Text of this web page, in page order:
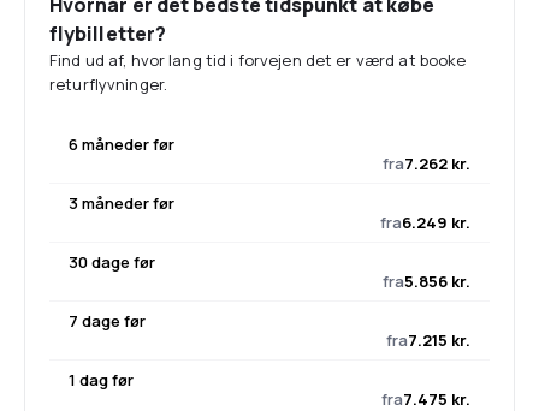
flybilletter?
Find ud af, hvor lang tid i forvejen det er værd at booke
returflyvninger.
6 måneder før
fra7.262 kr.
3 måneder før
fra6.249 kr.
30 dage før
fra5.856 kr.
7 dage før
fra7.215 kr.
1 dag før
fra7.475 kr.